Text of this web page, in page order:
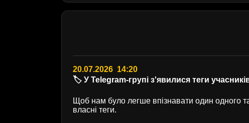
20.07.2026 14:20
🏷️ У Telegram-групі з'явилися теги
Щоб нам було легше впізнавати один одного
власні теги.